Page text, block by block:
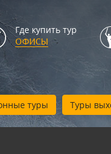
Где купить тур
ОФИСЫ
туры Туры